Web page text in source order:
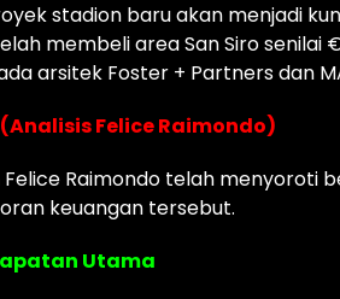
stadion baru akan menjadi
membeli area San Siro senilai
arsitek Foster + Partners dan
Felice Raimondo)
Felice Raimondo telah menyoroti
keuangan tersebut.
Utama